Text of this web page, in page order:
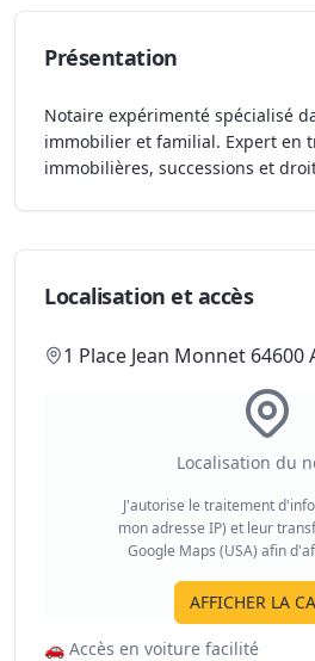
Présentation
Notaire expérimenté spécialisé
immobilier et familial. Expert en
immobilières, successions et
Localisation et accès
1 Place Jean Monnet 64600
Localisation du
J'autorise le traitement
mon adresse IP) et leur
Google Maps (USA) afin
AFFICHER LA
🚗 Accès en voiture facilité